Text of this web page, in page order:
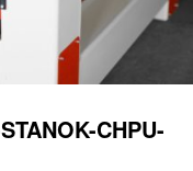
CHPU-